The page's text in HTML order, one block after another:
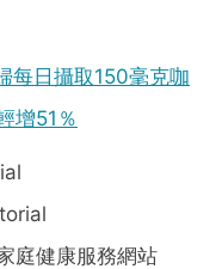
每日攝取150毫克咖
增51％
庭健康服務網站